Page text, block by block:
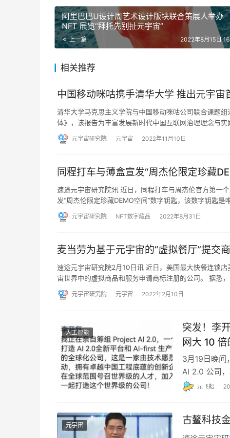
阿里巴巴U设计周艺术设计版块联合策展人举办
NFT 展览“拜托先别扯元宇宙”
上一篇 2022年8月15日
相关推荐
中国移动咪咕携手清华大学 推出元宇宙
清华大学马克思主义学院与中国移动咪咕公司联合课题
体》，该报告为丰富发展新时代中国互联网治理理念与
元宇宙研究院 元宇宙 2022年11月10日
同程打车与薄盒宣发“周杰伦限定珍藏
速途元宇宙研究院讯 近日，同程打车与周杰伦官方第一
发“周杰伦限定珍藏DEMO空间”数字钥匙，该数字钥匙是
元宇宙研究院 NFT数字藏品 2022年8月31日
麦当劳为基于元宇宙的“虚拟餐厅”提交
速途元宇宙研究院2月10日讯 近日，美国最大快餐连锁
宙世界中的虚拟商品和服务申请商标注册的公司。 据悉
元宇宙研究院 元宇宙 2022年2月10日
人工智能
突发！李
网大 10
3月19日晚间
AI 2.0 公司
元飞船
元宇宙 古鳌科技